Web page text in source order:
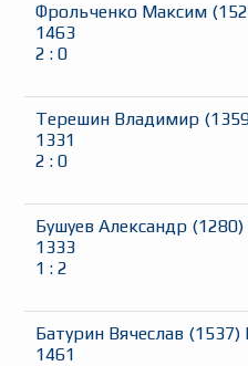
Фрольченко Максим (
1463
2 : 0
Терешин Владимир (
1331
2 : 0
Бушуев Александр (1280)
1333
1 : 2
Батурин Вячеслав (1537)
1461